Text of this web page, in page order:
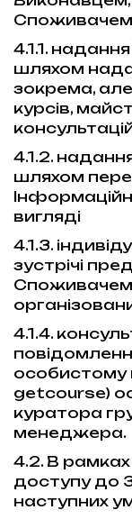
Споживачем
4.1.1.
шляхом
зокрема,
курсів,
4.1.2.
шляхом
вигляді
4.1.3.
зустрічі
4.1.4.
особистому
getcourse)
куратора
менеджера.
4.2. В
доступу до
наступних